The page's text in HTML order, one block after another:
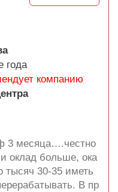
года
компанию
3 месяца….честно
оклад больше, ока
тысяч 30-35 иметь
В пр